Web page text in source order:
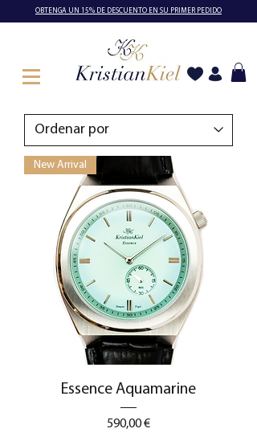
OBTENGA UN 15% DE DESCUENTO EN SU PRIMER PEDIDO
New Arrival
Essence Aquamarine
Precio
590,00 €